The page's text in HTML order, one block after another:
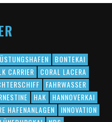
BONTEKAI
CARRIER
CORAL LACERA
FAHRWASSER
HAK
HANNOVERKAI
HAFENANLAGEN
INNOVATION